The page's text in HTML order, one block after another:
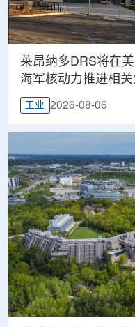
莱昂纳多DRS将在
海军核动力推进相
工业 2026-08-06